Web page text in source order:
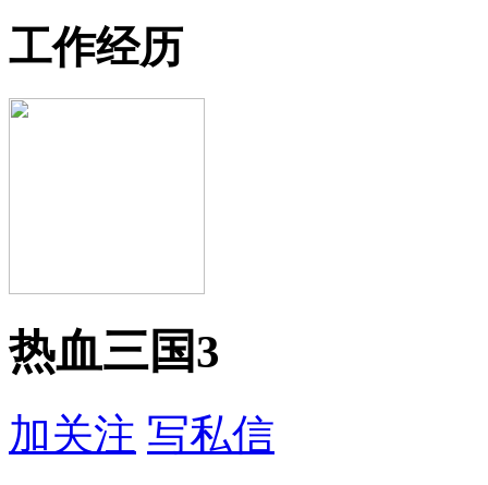
工作经历
热血三国3
加关注 写私信